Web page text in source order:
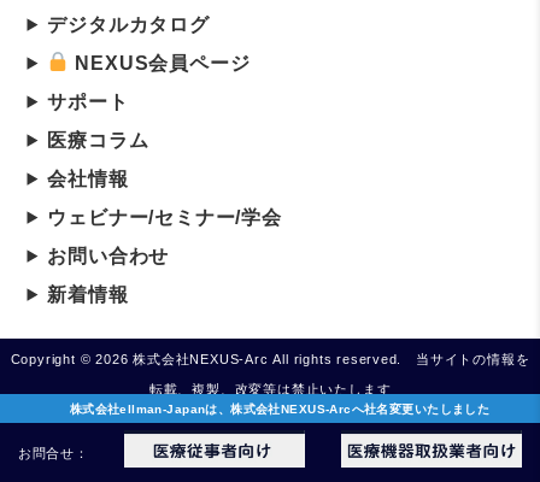
デジタルカタログ
NEXUS会員ページ
サポート
医療コラム
会社情報
ウェビナー/セミナー/学会
お問い合わせ
新着情報
Copyright © 2026 株式会社NEXUS-Arc All rights reserved. 当サイトの情報を
転載、複製、改変等は禁止いたします
株式会社ellman-Japanは、株式会社NEXUS-Arcへ社名変更いたしました
お問合せ：